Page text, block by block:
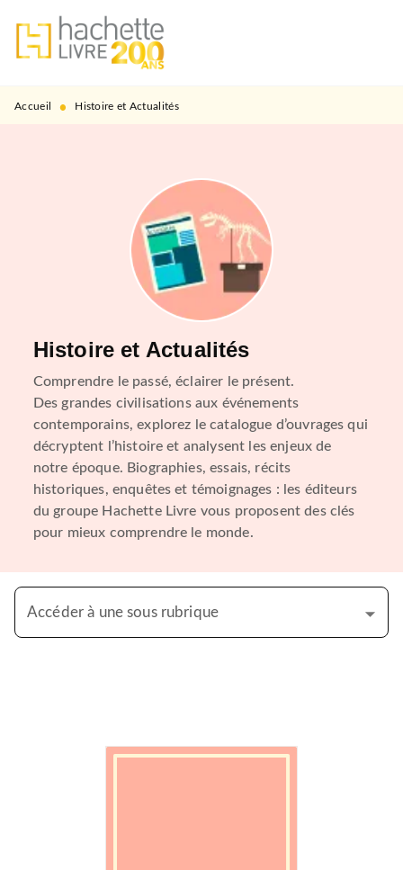
MENU RECHERCHE
PIED DE PAGE
Accueil • Histoire et Actualités
Histoire et Actualités
Comprendre le passé, éclairer le présent.
Des grandes civilisations aux événements
contemporains, explorez le catalogue d’ouvrages qui
décryptent l’histoire et analysent les enjeux de
notre époque. Biographies, essais, récits
historiques, enquêtes et témoignages : les éditeurs
du groupe Hachette Livre vous proposent des clés
pour mieux comprendre le monde.
Accéder à une sous rubrique